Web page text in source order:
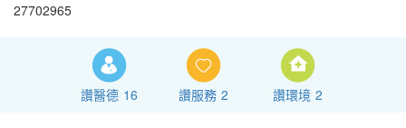
27702965
讚醫德 16 讚服務 2 讚環境 2